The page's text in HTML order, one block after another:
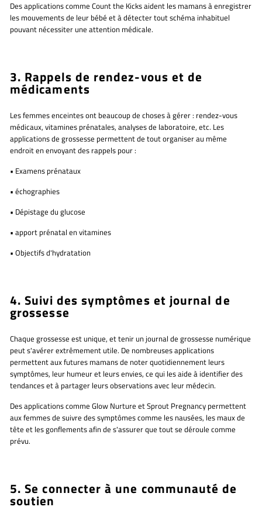
Des applications comme Count the Kicksaident les mamans à enregistrer
les mouvements de leur bébé et à détecter tout schéma inhabituel
pouvant nécessiter une attention médicale.
3. Rappels de rendez-vous et de
médicaments
Les femmes enceintes ont beaucoup de chosesà gérer : rendez-vous
médicaux, vitamines prénatales, analyses de laboratoire, etc. Les
applications de grossesse permettent de tout organiser au même
endroit en envoyantdes rappels pour :
• Examens prénataux
• échographies
• Dépistage du glucose
• apport prénatal en vitamines
• Objectifs d'hydratation
4. Suivi des symptômes et journal de
grossesse
Chaque grossesse est unique, et tenir unjournal de grossesse numérique
peut s'avérer extrêmement utile. De nombreuses applications
permettent aux futures mamans de noter quotidiennement leurs
symptômes, leur humeur et leurs envies, ce qui les aide à identifier des
tendances et à partager leurs observations avec leur médecin.
Des applications comme Glow Nurture et Sprout Pregnancy permettent
aux femmes de suivre des symptômes comme les nausées, les maux de
tête et les gonflements afin de s'assurer que tout se déroule comme
prévu.
5. Se connecter à une communauté de
soutien